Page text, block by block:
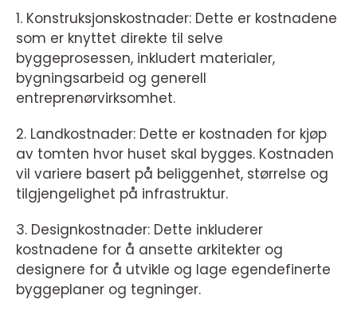
1. Konstruksjonskostnader: Dette er kostnadene
som er knyttet direkte til selve
byggeprosessen, inkludert materialer,
bygningsarbeid og generell
entreprenørvirksomhet.
2. Landkostnader: Dette er kostnaden for kjøp
av tomten hvor huset skal bygges. Kostnaden
vil variere basert på beliggenhet, størrelse og
tilgjengelighet på infrastruktur.
3. Designkostnader: Dette inkluderer
kostnadene for å ansette arkitekter og
designere for å utvikle og lage egendefinerte
byggeplaner og tegninger.